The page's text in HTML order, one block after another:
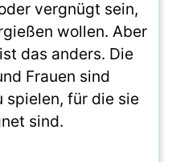
vergnügt sein,
wollen. Aber
das anders. Die
Frauen sind
spielen, für die sie
sind.